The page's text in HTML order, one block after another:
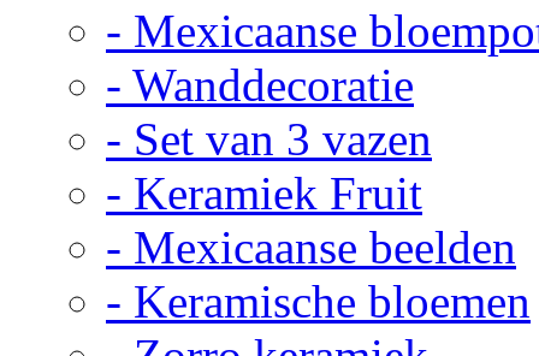
- Mexicaanse
- Wanddecoratie
- Set van 3 vazen
- Keramiek Fruit
- Mexicaanse beelden
- Keramische bloemen